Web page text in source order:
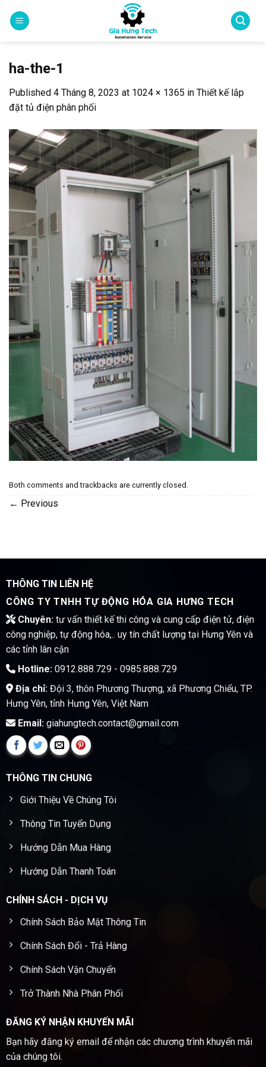
ha-the-1
Published 4 Tháng 8, 2023 at 1024 × 1365 in Thiết kế lắp
đặt tủ điện phân phối
Both comments and trackbacks are currently closed.
← Previous
THÔNG TIN LIÊN HỆ
CÔNG TY TNHH TỰ ĐỘNG HÓA GIA HƯNG TECH
Chuyên:tư vấn thiết kế thi công và cung cấp điện tử, điện
công nghiệp, tự động hóa,.. uy tín chất lượng tại Hưng Yên và
các tỉnh lân cận
Hotline:0912.888.729 - 0985.888.729
Địa chỉ:Đội 3, thôn Phương Thượng, xã Phương Chiểu, TP.
Hưng Yên, tỉnh Hưng Yên, Việt Nam
Email:giahungtech.contact@gmail.com
THÔNG TIN CHUNG
Giới Thiệu Về Chúng Tôi
Thông Tin Tuyển Dụng
Hướng Dẫn Mua Hàng
Hướng Dẫn Thanh Toán
CHÍNH SÁCH - DỊCH VỤ
Chính Sách Bảo Mật Thông Tin
Chính Sách Đổi - Trả Hàng
Chính Sách Vận Chuyển
Trở Thành Nhà Phân Phối
ĐĂNG KÝ NHẬN KHUYẾN MÃI
Bạn hãy đăng ký email để nhận các chương trình khuyến mãi
của chúng tôi.